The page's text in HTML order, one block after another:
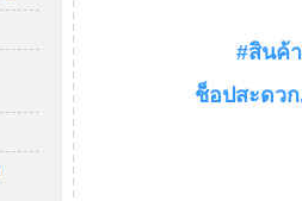
#สินค้
ช็อปสะดว